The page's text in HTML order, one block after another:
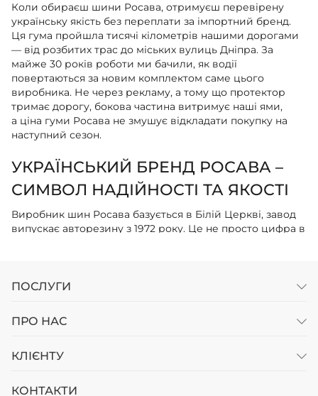
Коли обираєш шини Росава, отримуєш перевірену
українську якість без переплати за імпортний бренд.
Ця гума пройшла тисячі кілометрів нашими дорогами
— від розбитих трас до міських вулиць Дніпра. За
майже 30 років роботи ми бачили, як водії
повертаються за новим комплектом саме цього
виробника. Не через рекламу, а тому що протектор
тримає дорогу, бокова частина витримує наші ями,
а ціна гуми Росава не змушує відкладати покупку на
наступний сезон.
УКРАЇНСЬКИЙ БРЕНД РОСАВА –
СИМВОЛ НАДІЙНОСТІ ТА ЯКОСТІ
Виробник шин Росава базується в Білій Церкві, завод
випускає авторезину з 1972 року. Це не просто цифра в
десятиліть роботи з реальними умовами експлуатації.
Гума Росава створюється під українські реалії:
перепади температур, неідеальне дорожнє покриття,
моделі, а розробляють власні рішення. Результат —
ПОСЛУГИ
ПРО НАС
КЛІЄНТУ
КОНТАКТИ